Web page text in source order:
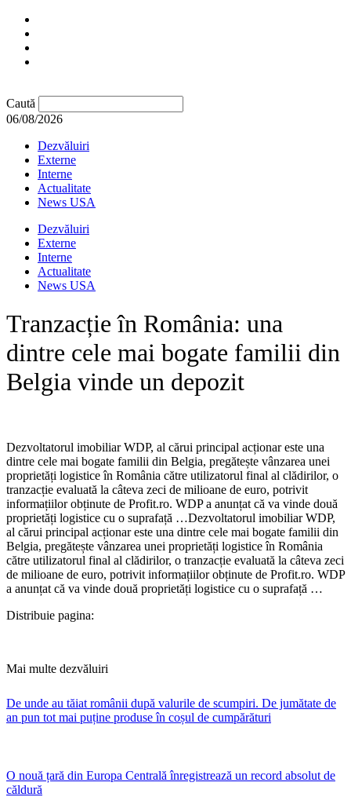
Caută
06/08/2026
Dezvăluiri
Externe
Interne
Actualitate
News USA
Dezvăluiri
Externe
Interne
Actualitate
News USA
Tranzacție în România: una
dintre cele mai bogate familii din
Belgia vinde un depozit
Dezvoltatorul imobiliar WDP, al cărui principal acționar este una
dintre cele mai bogate familii din Belgia, pregătește vânzarea unei
proprietăți logistice în România către utilizatorul final al clădirilor, o
tranzacție evaluată la câteva zeci de milioane de euro, potrivit
informațiilor obținute de Profit.ro. WDP a anunțat că va vinde două
proprietăți logistice cu o suprafață …​Dezvoltatorul imobiliar WDP,
al cărui principal acționar este una dintre cele mai bogate familii din
Belgia, pregătește vânzarea unei proprietăți logistice în România
către utilizatorul final al clădirilor, o tranzacție evaluată la câteva zeci
de milioane de euro, potrivit informațiilor obținute de Profit.ro. WDP
a anunțat că va vinde două proprietăți logistice cu o suprafață …
Distribuie pagina:
Mai multe dezvăluiri
De unde au tăiat românii după valurile de scumpiri. De jumătate de
an pun tot mai puține produse în coșul de cumpărături
O nouă țară din Europa Centrală înregistrează un record absolut de
căldură